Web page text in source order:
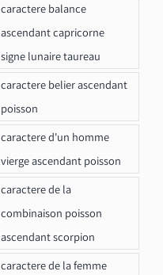
caractere balance
ascendant capricorne
signe lunaire taureau
caractere belier ascendant
poisson
caractere d'un homme
vierge ascendant poisson
caractere de la
combinaison poisson
ascendant scorpion
caractere de la femme